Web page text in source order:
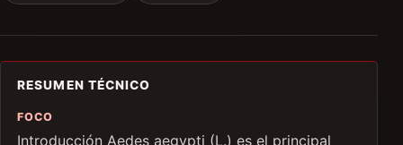
RESUMEN TÉCNICO
FOCO
Introducción Aedes aegypti (L.) es el principal